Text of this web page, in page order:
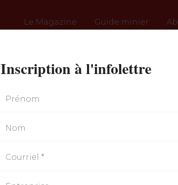
Le Magazine Guide minier
Inscription à l'infolettre